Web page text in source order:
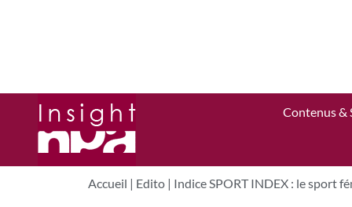
Contenus &
Accueil | Edito | Indice SPORT INDEX : le sport